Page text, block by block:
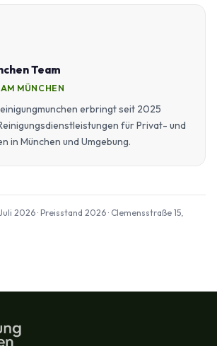
Team
MÜNCHEN
erbringt seit 2025
für Privat- und
in München und Umgebung.
2026 · Preisstand 2026 · Clemensstraße 15,